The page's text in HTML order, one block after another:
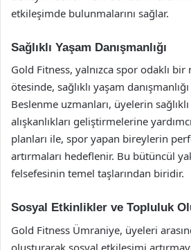
etkileşimde bulunmalarını sağlar.
Sağlıklı Yaşam Danışmanlığı
Gold Fitness, yalnızca spor odaklı bir
ötesinde, sağlıklı yaşam
Beslenme uzmanları, üyelerin
alışkanlıkları geliştirmelerine
planları ile, spor yapan bireylerin
artırmaları hedeflenir. Bu bütüncül
felsefesinin temel taşlarından biridir.
Sosyal Etkinlikler ve Topluluk
Gold Fitness Ümraniye, üyeleri
oluşturarak sosyal etkileşimi